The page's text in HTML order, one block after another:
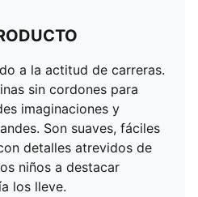
a la actitud de carreras.
sin cordones para
imaginaciones y
Son suaves, fáciles
detalles atrevidos de
niños a destacar
los lleve.